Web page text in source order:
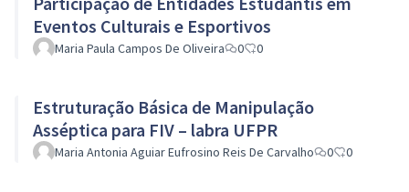
Eventos Culturais e Esportivos
Maria Paula Campos De Oliveira 0 0
Estruturação Básica de Manipulação
Asséptica para FIV – labra UFPR
Maria Antonia Aguiar Eufrosino Reis De Carvalho 0 0